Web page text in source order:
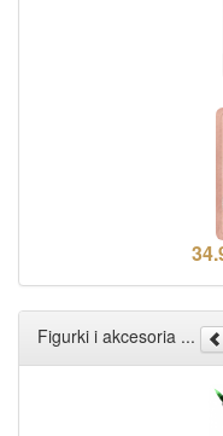
Figurki i akcesoria ...